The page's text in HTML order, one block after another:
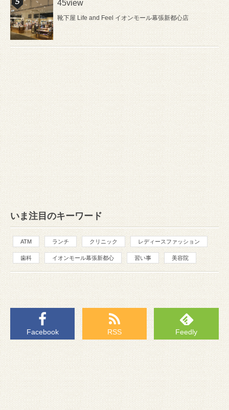
45view
靴下屋 Life and Feel イオンモール幕張新都心店
いま注目のキーワード
ATM ランチ クリニック レディースファッション
歯科 イオンモール幕張新都心 習い事 美容院
Facebook RSS Feedly